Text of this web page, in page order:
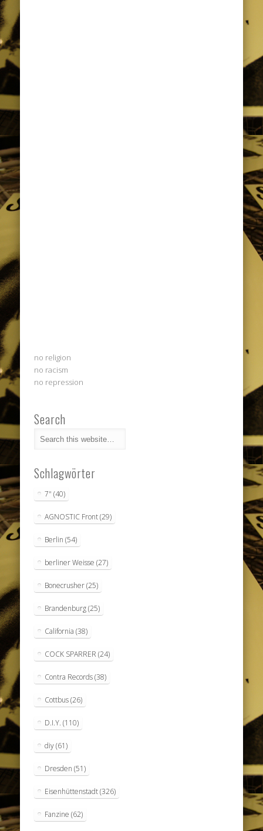
no religion
no racism
no repression
Search
Schlagwörter
7" (40)
AGNOSTIC Front(29)
Berlin (54)
berliner Weisse (27)
Bonecrusher(25)
Brandenburg(25)
California (38)
COCK SPARRER (24)
Contra Records(38)
Cottbus(26)
D.I.Y. (110)
diy(61)
Dresden (51)
Eisenhüttenstadt(326)
Fanzine (62)